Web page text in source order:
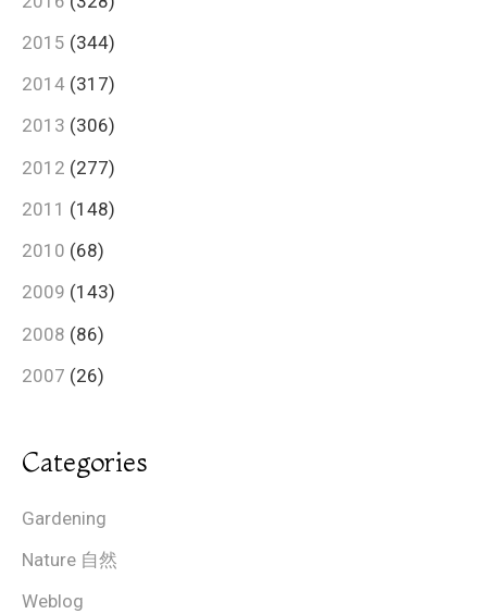
2015 (344)
2014 (317)
2013 (306)
2012 (277)
2011 (148)
2010 (68)
2009 (143)
2008 (86)
2007 (26)
Categories
Gardening
Nature 自然
Weblog